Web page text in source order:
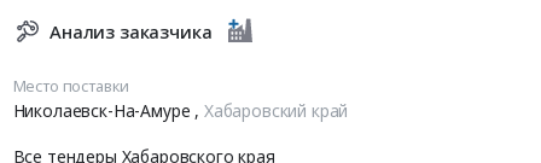
Анализ заказчика
Место поставки
Николаевск-На-Амуре , Хабаровский край
Все тендеры Хабаровского края